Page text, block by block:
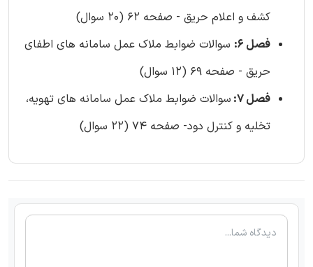
کشف و اعلام حریق - صفحه 62 (20 سوال)
فصل 6:
سوالات ضوابط ملاک عمل سامانه های اطفای
حریق - صفحه 69 (12 سوال)
فصل 7:
سوالات ضوابط ملاک عمل سامانه های تهویه،
تخلیه و کنترل دود- صفحه 74 (22 سوال)